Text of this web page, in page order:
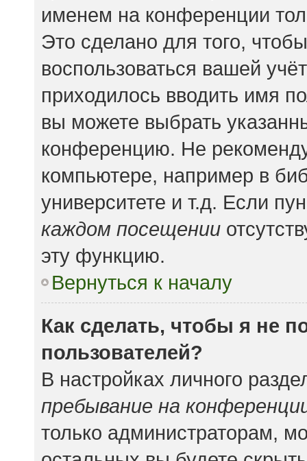
именем на конференции
Это сделано для того,
воспользоваться вашей
приходилось вводить имя
вы можете выбрать
конференцию. Не
компьютере, например в
университете и т.д. Если
каждом посещении
эту функцию.
Вернуться к началу
Как сделать, чтобы я не
пользователей?
В настройках личного
пребывание на
только администраторам,